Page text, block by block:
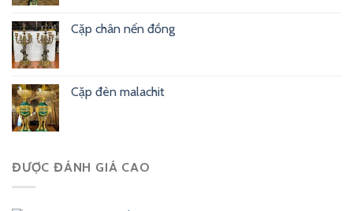
Cặp chân nến đồng
Cặp đèn malachit
ĐƯỢC ĐÁNH GIÁ CAO